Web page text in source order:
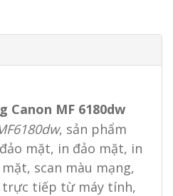
Canon MF 6180dw
, sản phẩm
mặt, in đảo mặt, in
scan màu mạng,
tiếp từ máy tính,